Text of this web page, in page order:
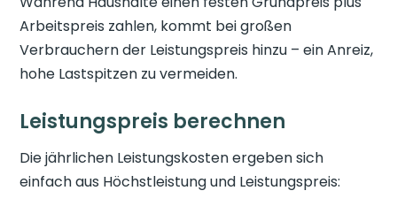
Arbeitspreis zahlen, kommt bei großen
Verbrauchern der Leistungspreis hinzu – ein Anreiz,
hohe Lastspitzen zu vermeiden.
Leistungspreis berechnen
Die jährlichen Leistungskosten ergeben sich
einfach aus Höchstleistung und Leistungspreis: